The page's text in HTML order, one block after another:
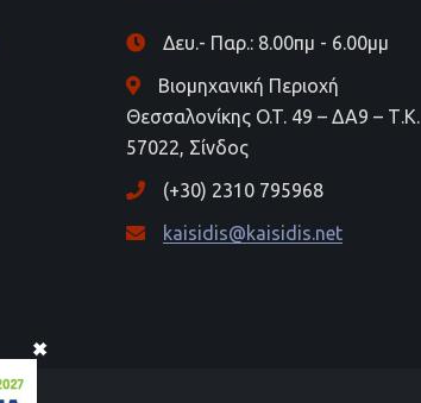
Δευ.- Παρ.: 8.00πμ - 6.00μμ
Βιομηχανική Περιοχή
Θεσσαλονίκης O.T. 49 – ΔΑ9 – Τ.Κ.
57022, Σίνδος
(+30) 2310 795968
kaisidis@kaisidis.net